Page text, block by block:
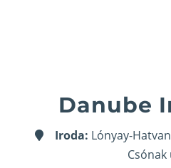
Danube
Iroda: Lónyay-
Csónak